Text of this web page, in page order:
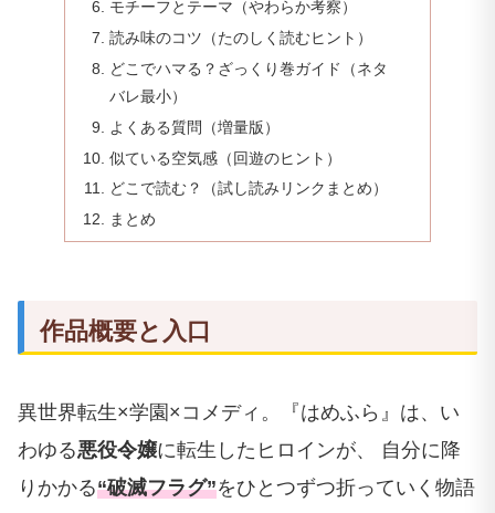
モチーフとテーマ（やわらか考察）
読み味のコツ（たのしく読むヒント）
どこでハマる？ざっくり巻ガイド（ネタ
バレ最小）
よくある質問（増量版）
似ている空気感（回遊のヒント）
どこで読む？（試し読みリンクまとめ）
まとめ
作品概要と入口
異世界転生×学園×コメディ。『はめふら』は、い
わゆる悪役令嬢に転生したヒロインが、 自分に降
りかかる“破滅フラグ”をひとつずつ折っていく物語